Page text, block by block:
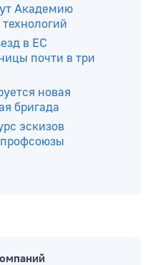
Академию
в ЕС
почти в три
новая
бригада
эскизов